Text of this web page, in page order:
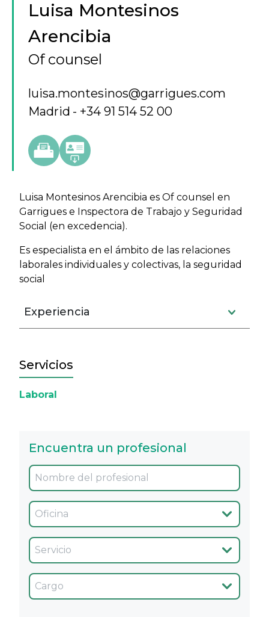
Luisa Montesinos
Arencibia
Of counsel
luisa.montesinos@garrigues.com
Madrid
+34 91 514 52 00
Luisa Montesinos Arencibia es Of counsel en
Garrigues e Inspectora de Trabajo y Seguridad
Social (en excedencia).
Es especialista en el ámbito de las relaciones
laborales individuales y colectivas, la seguridad
social
Experiencia
Servicios
Laboral
Encuentra un profesional
Oficina
Servicio
Cargo